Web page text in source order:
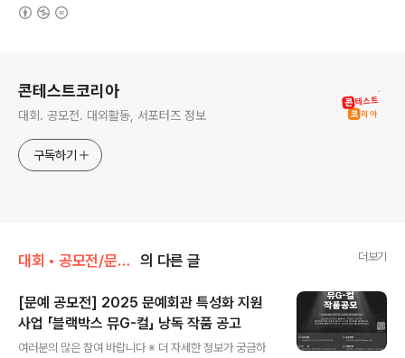
콘테스트코리아
대회. 공모전. 대외활동, 서포터즈 정보
구독하기
대회 • 공모전/문학 • 문예 • 네이밍 • 슬로건 의 다른 글 더보기
[문예 공모전] 2025 문예회관 특성화 지원
사업 「블랙박스 뮤G-컬」 낭독 작품 공고
여러분의 많은 참여 바랍니다 ※ 더 자세한 정보가 궁금하